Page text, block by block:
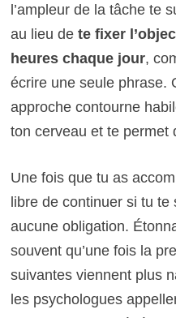
l’ampleur de la tâche te
au lieu de te fixer
heures chaque jour,
écrire une seule
approche contourne
ton cerveau et te permet
Une fois que tu as
libre de continuer si tu
aucune obligation.
souvent qu’une fois la
suivantes viennent plus
les psychologues